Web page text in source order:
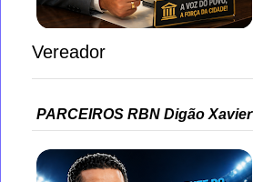
Vereador
PARCEIROS RBN Digão Xavier